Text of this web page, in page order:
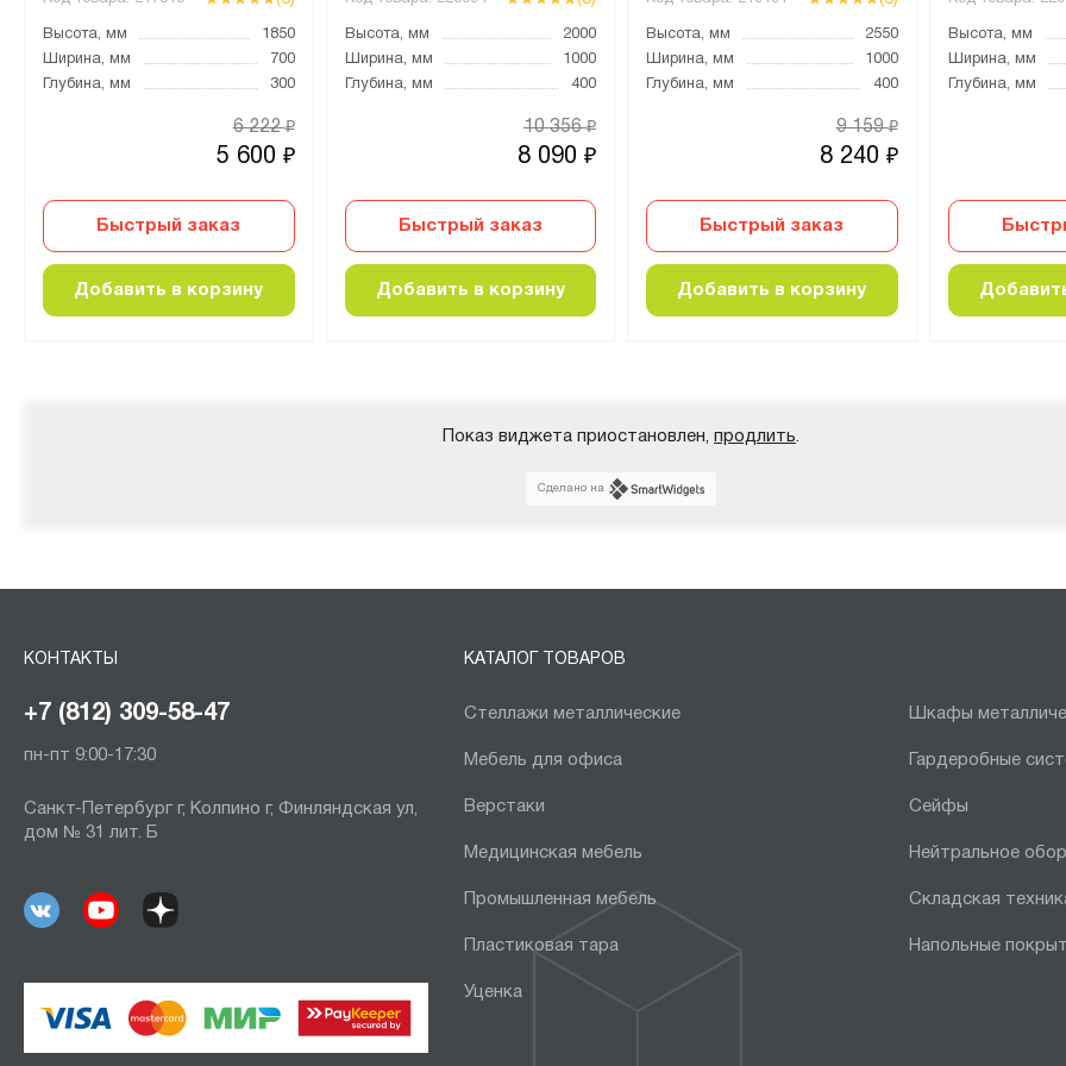
Высота, мм
1850
Ширина, мм
700
Глубина, мм
300
5 600 ₽
6 222₽
Быстрый заказ
Добавить в корзину
Высота, мм
2000
Ширина, мм
1000
Глубина, мм
400
8 090 ₽
10 356₽
Быстрый заказ
Добавить в корзину
Высота, мм
2550
Ширина, мм
1000
Глубина, мм
400
8 240 ₽
9 159₽
Быстрый заказ
Добавить в корзину
Высота, мм
Ширина, мм
Глубина, мм
Показ виджета приостановлен, продлить
Сделано на
КОНТАКТЫ
+7 (812) 309-58-47
пн-пт 9:00-17:30
Санкт-Петербург г, Колпино г, Финляндская ул,
дом № 31 лит. Б
КАТАЛОГ ТОВАРОВ
Стеллажи металлические Шкафы
Мебель для офиса Гардеробные
Верстаки Сейфы
Медицинская мебель Нейтральное
Промышленная мебель Складская
Пластиковая тара Напольные
Уценка